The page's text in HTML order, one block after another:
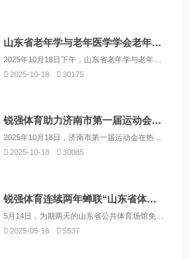
山东省老年学与老年医学学会老年健康运动干预数字化管理专业委员会成立大会暨专家学术交流会圆满落幕
2025-10-18
30175
锐强体育助力济南市第一届运动会圆满闭幕
2025-10-18
30085
锐强体育连续两年蝉联“山东省体育场馆协会优秀体育器材供应商”殊荣
2025-05-16
5537